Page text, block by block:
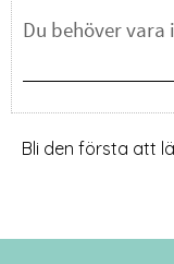
Bli den första att